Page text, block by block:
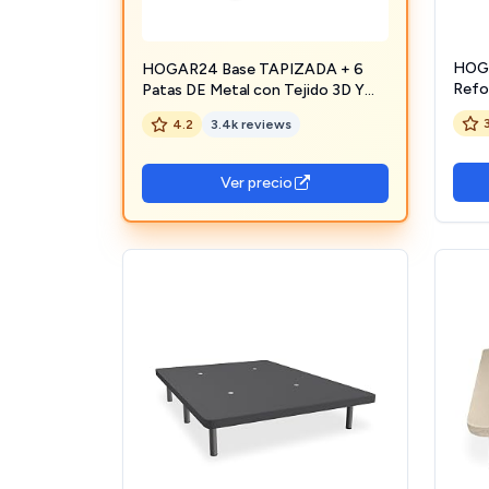
HOGAR24 Base TAPIZADA + 6
Patas DE Metal con Tejido 3D Y
VÁLVULAS DE TRANSPIRACIÓN-
135x190cm-PATAS 32CM
4.2 3.4k reviews
Ver precio